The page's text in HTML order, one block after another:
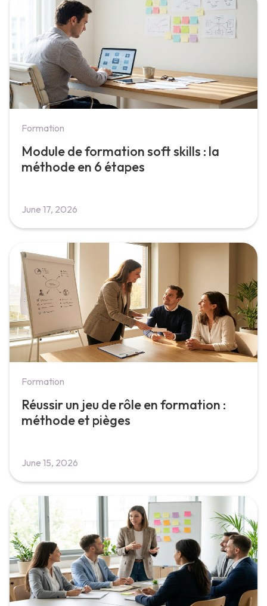
Formation
Module de formation soft skills : la
méthode en 6 étapes
June 17, 2026
Formation
Réussir un jeu de rôle en formation :
méthode et pièges
June 15, 2026